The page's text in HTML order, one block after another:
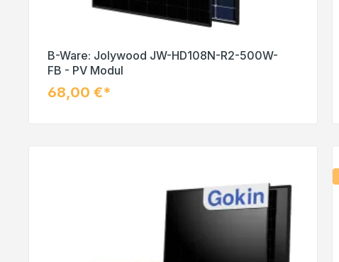
B-Ware: Jolywood JW-HD108N-R2-500W-
FB - PV Modul
68,00 €*